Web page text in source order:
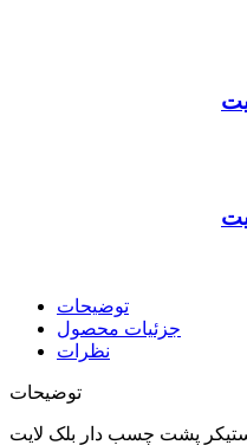
توضیحات
جزئیات محصول
نظرات
توضیحات
پشت چسب دار بلک لایت